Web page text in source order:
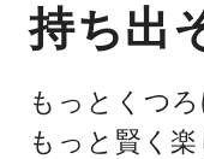
持ち出
もっとくつ
もっと賢く